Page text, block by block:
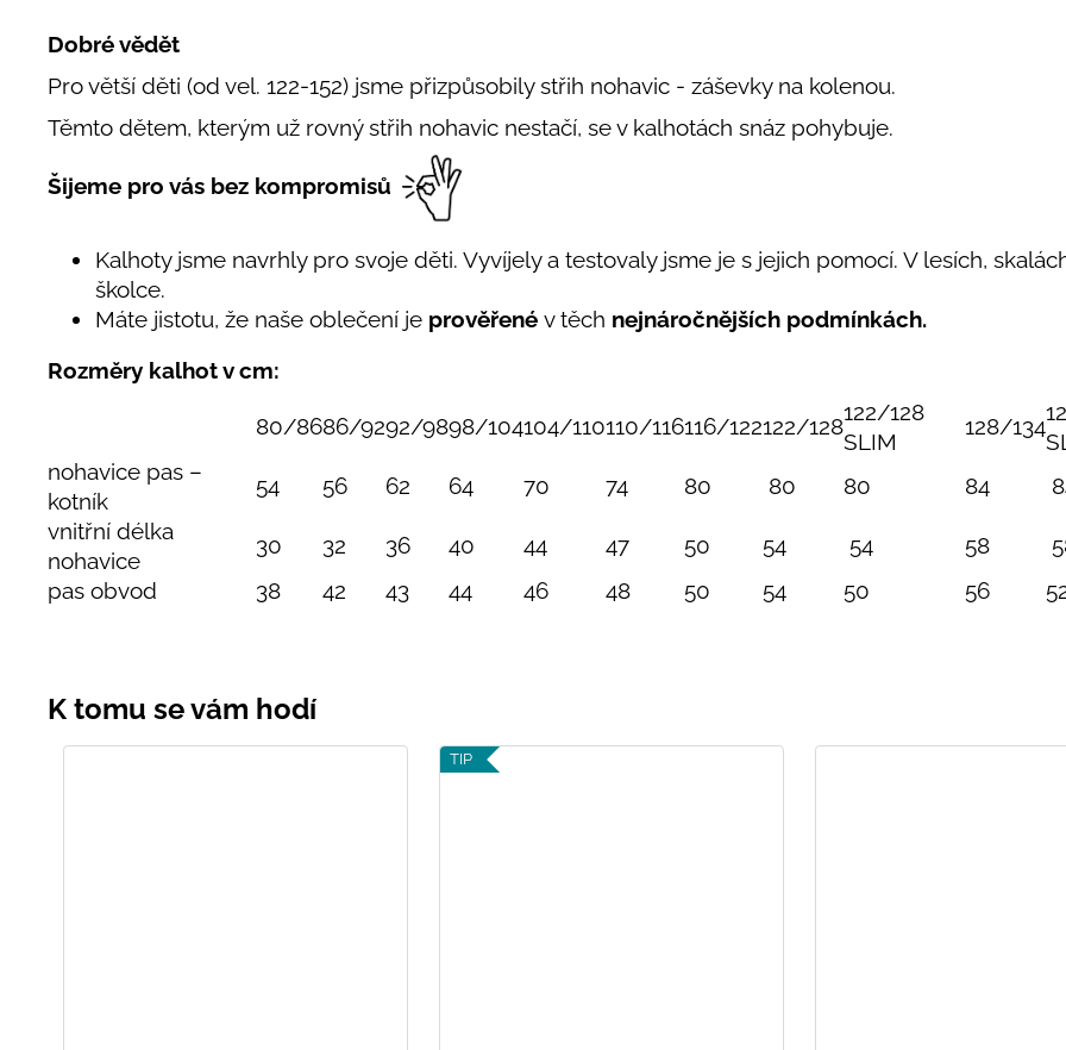
Dobré vědět
Pro větší děti (od vel. 122-152) jsme přizpůsobily střih nohavic - záševky na kolenou.
Těmto dětem, kterým už rovný střih nohavic nestačí, se v kalhotách snáz pohybuje.
Šijeme pro vás bez kompromisů
Kalhoty jsme navrhly pro svoje děti. Vyvíjely a testovaly jsme je s jejich pomocí. V lesích,
školce.
Máte jistotu, že naše oblečení je prověřené v těch nejnáročnějších podmínkách.
Rozměry kalhot v cm:
80/8686/9292/9898/104104/110110/116116/122122/128
122/128
SLIM
128/134
nohavice pas –
kotník
54 56 62 64 70 74 80 80 80 84
vnitřní délka
nohavice
30 32 36 40 44 47 50 54 54 58
pas obvod
38 42 43 44 46 48 50 54 50 56
TIP